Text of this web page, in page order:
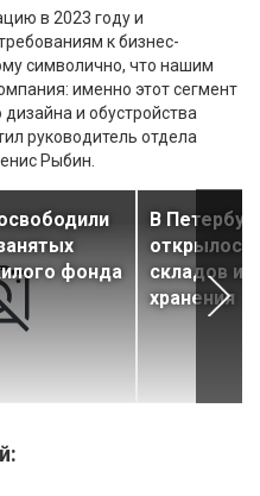
в 2023 году и
к бизнес-
символично, что нашим
именно этот сегмент
и обустройства
руководитель отдела
Рыбин.
фонда
В
открылось
складов
хранения